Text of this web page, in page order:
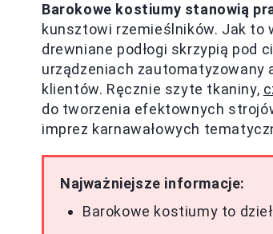
Barokowe kostiumy stanowią
kunsztowi rzemieślników. Jak to
drewniane podłogi skrzypią pod
urządzeniach zautomatyzowany
klientów. Ręcznie szyte tkaniny,
do tworzenia efektownych
imprez karnawałowych
Najważniejsze informacje:
Barokowe kostiumy to